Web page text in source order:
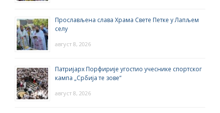
Прослављена слава Храма Свете Петке у Лапљем
селу
август 8, 2026
Патријарх Порфирије угостио учеснике спортског
кампа „Србија те зове“
август 8, 2026